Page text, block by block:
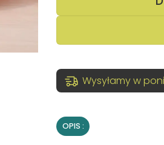
Wysyłamy w
OPIS